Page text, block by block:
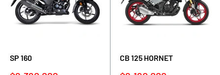
SP 160 CB 125 HORNET